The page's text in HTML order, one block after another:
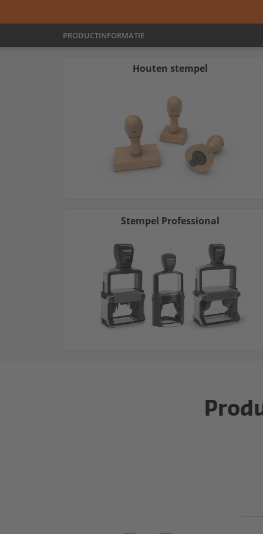
PRODUCTINFORMATIE
Houten stempel
Stempel Professional